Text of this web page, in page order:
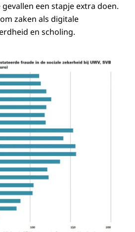
een stapje extra doen.
zaken als digitale
en scholing.
Totaalbedrag geconstateerde fraude in de